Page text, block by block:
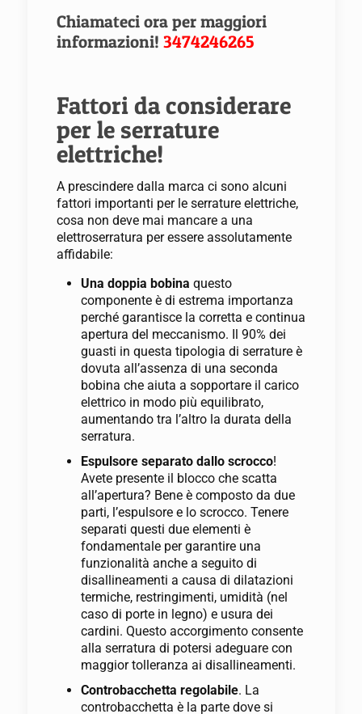
Chiamateci ora per maggiori
informazioni! 3474246265
Fattori da considerare
per le serrature
elettriche!
A prescindere dalla marca ci sono alcuni
fattori importanti per le serrature elettriche,
cosa non deve mai mancare a una
elettroserratura per essere assolutamente
affidabile:
Una doppia bobina questo
componente è di estrema importanza
perché garantisce la corretta e continua
apertura del meccanismo. Il 90% dei
guasti in questa tipologia di serrature è
dovuta all’assenza di una seconda
bobina che aiuta a sopportare il carico
elettrico in modo più equilibrato,
aumentando tra l’altro la durata della
serratura.
Espulsore separato dallo scrocco!
Avete presente il blocco che scatta
all’apertura? Bene è composto da due
parti, l’espulsore e lo scrocco. Tenere
separati questi due elementi è
fondamentale per garantire una
funzionalità anche a seguito di
disallineamenti a causa di dilatazioni
termiche, restringimenti, umidità (nel
caso di porte in legno) e usura dei
cardini. Questo accorgimento consente
alla serratura di potersi adeguare con
maggior tolleranza ai disallineamenti.
Controbacchetta regolabile. La
controbacchetta è la parte dove si